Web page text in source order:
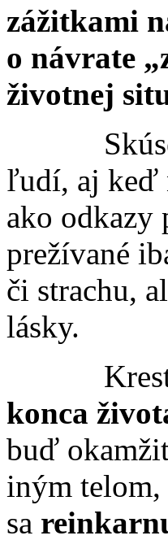
zážitkami
o návrate
životnej
ľudí, aj keď
ako odkazy
prežívané
či strachu,
konca
buď
iným telom,
sa